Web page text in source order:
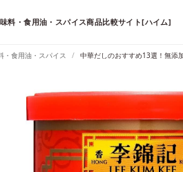
料・食用油・スパイス商品比較サイト[ハイム]
・食用油・スパイス 中華だしのおすすめ13選！無添